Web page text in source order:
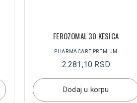
PHARMACARE PREMIUM
FEROZOMAL 30 KESICA
2.281,10 RSD
Dodaj u korpu